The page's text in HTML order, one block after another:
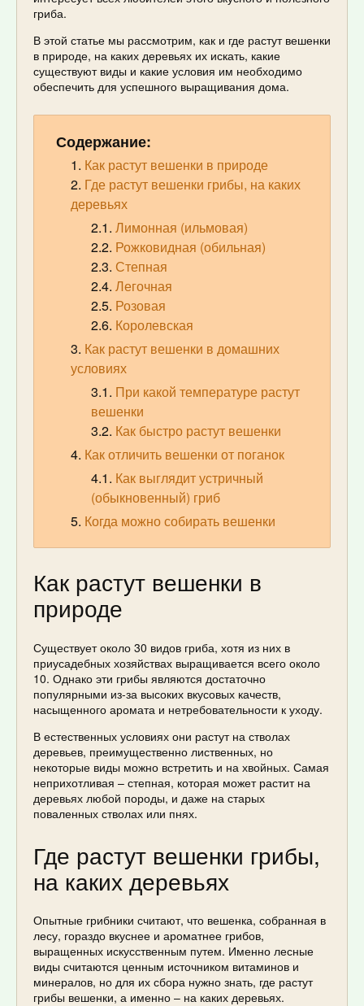
гриба.
В этой статье мы рассмотрим, как и где растут вешенки
в природе, на каких деревьях их искать, какие
существуют виды и какие условия им необходимо
обеспечить для успешного выращивания дома.
Содержание:
Как растут вешенки в природе
Где растут вешенки грибы, на каких
деревьях
Лимонная (ильмовая)
Рожковидная (обильная)
Степная
Легочная
Розовая
Королевская
Как растут вешенки в домашних
условиях
При какой температуре растут
вешенки
Как быстро растут вешенки
Как отличить вешенки от поганок
Как выглядит устричный
(обыкновенный) гриб
Когда можно собирать вешенки
Как растут вешенки в
природе
Существует около 30 видов гриба, хотя из них в
приусадебных хозяйствах выращивается всего около
10. Однако эти грибы являются достаточно
популярными из-за высоких вкусовых качеств,
насыщенного аромата и нетребовательности к уходу.
В естественных условиях они растут на стволах
деревьев, преимущественно лиственных, но
некоторые виды можно встретить и на хвойных. Самая
неприхотливая – степная, которая может растит на
деревьях любой породы, и даже на старых
поваленных стволах или пнях.
Где растут вешенки грибы,
на каких деревьях
Опытные грибники считают, что вешенка, собранная в
лесу, гораздо вкуснее и ароматнее грибов,
выращенных искусственным путем. Именно лесные
виды считаются ценным источником витаминов и
минералов, но для их сбора нужно знать, где растут
грибы вешенки, а именно – на каких деревьях.